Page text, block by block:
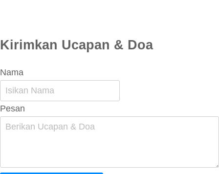
Kirimkan Ucapan & Doa
Nama
Pesan